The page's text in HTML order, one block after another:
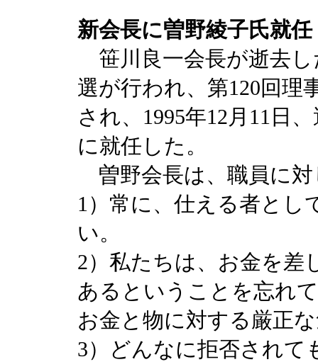
新会長に曽野綾子氏就任
笹川良一会長が逝去
選が行われ、第120回理
され、1995年12月11日
に就任した。
曽野会長は、職員に
1）常に、仕える者とし
い。
2）私たちは、お金を差
あるということを忘れ
お金と物に対する厳正
3）どんなに拒否されて